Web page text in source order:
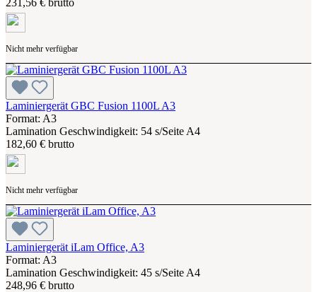
Nicht mehr verfügbar
Laminiergerät GBC Fusion 1100L A3
Format: A3
Lamination Geschwindigkeit: 54 s/Seite A4
182,60 € brutto
Nicht mehr verfügbar
Laminiergerät iLam Office, A3
Format: A3
Lamination Geschwindigkeit: 45 s/Seite A4
248,96 € brutto